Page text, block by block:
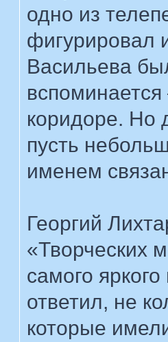
одно из
фигурировал
Васильева
коридоре. Но
пусть
именем
Георгий
«Творческих
самого
ответил, не
которые